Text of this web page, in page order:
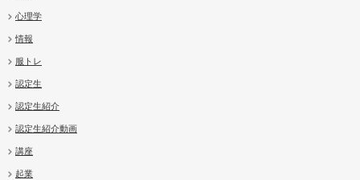
心理学
情報
服トレ
認定生
認定生紹介
認定生紹介動画
講座
起業